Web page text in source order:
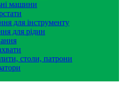
машини
для інструменту
для рідин
столи, патрони